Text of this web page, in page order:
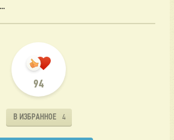
94
В ИЗБРАННОЕ 4